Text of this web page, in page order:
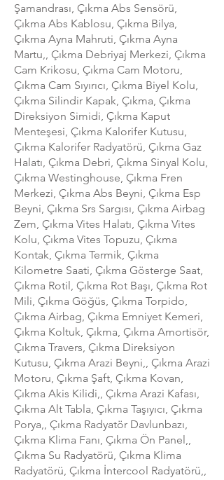
Şamandrası, Çıkma Abs Sensörü,
Çıkma Abs Kablosu, Çıkma Bilya,
Çıkma Ayna Mahruti, Çıkma Ayna
Martu,, Çıkma Debriyaj Merkezi, Çıkma
Cam Krikosu, Çıkma Cam Motoru,
Çıkma Cam Sıyırıcı, Çıkma Biyel Kolu,
Çıkma Silindir Kapak, Çıkma, Çıkma
Direksiyon Simidi, Çıkma Kaput
Menteşesi, Çıkma Kalorifer Kutusu,
Çıkma Kalorifer Radyatörü, Çıkma Gaz
Halatı, Çıkma Debri, Çıkma Sinyal Kolu,
Çıkma Westinghouse, Çıkma Fren
Merkezi, Çıkma Abs Beyni, Çıkma Esp
Beyni, Çıkma Srs Sargısı, Çıkma Airbag
Zem, Çıkma Vites Halatı, Çıkma Vites
Kolu, Çıkma Vites Topuzu, Çıkma
Kontak, Çıkma Termik, Çıkma
Kilometre Saati, Çıkma Gösterge Saat,
Çıkma Rotil, Çıkma Rot Başı, Çıkma Rot
Mili, Çıkma Göğüs, Çıkma Torpido,
Çıkma Airbag, Çıkma Emniyet Kemeri,
Çıkma Koltuk, Çıkma, Çıkma Amortisör,
Çıkma Travers, Çıkma Direksiyon
Kutusu, Çıkma Arazi Beyni,, Çıkma Arazi
Motoru, Çıkma Şaft, Çıkma Kovan,
Çıkma Akis Kilidi,, Çıkma Arazi Kafası,
Çıkma Alt Tabla, Çıkma Taşıyıcı, Çıkma
Porya,, Çıkma Radyatör Davlunbazı,
Çıkma Klima Fanı, Çıkma Ön Panel,,
Çıkma Su Radyatörü, Çıkma Klima
Radyatörü, Çıkma İntercool Radyatörü,,